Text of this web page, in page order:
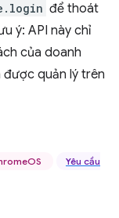
để thoát
ý: API này chỉ
của doanh
quản lý trên
Yêu cầu